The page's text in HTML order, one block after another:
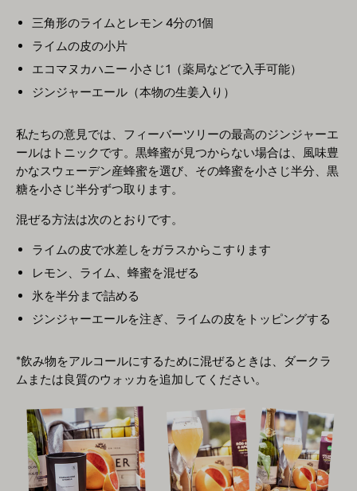
三角形のライムとレモン 4分の1個
ライムの皮の小片
エコマヌカハニー 小さじ1（薬局などで入手可能）
ジンジャーエール（本物の生姜入り）
私たちの意見では、フィーバーツリーの最高のジンジャーエ
ールはトニックです。黒蜂蜜が見つからない場合は、風味豊
かなスウェーデン産蜂蜜を選び、その蜂蜜を小さじ半分、黒
糖を小さじ半分ずつ取ります。
混ぜる方法は次のとおりです。
ライムの皮で水差しをガラスからこすります
レモン、ライム、蜂蜜を混ぜる
氷を半分まで詰める
ジンジャーエールを注ぎ、ライムの皮をトッピングする
*飲み物をアルコールにするために混ぜるときは、ダークラ
ムまたは良質のウォッカを追加してください。